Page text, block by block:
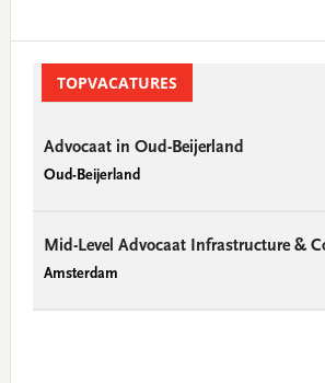
SidebarTOPVACATURES
Advocaat in Oud-Beijerland
Oud-Beijerland
Mid-Level Advocaat Infrastructure &
Amsterdam